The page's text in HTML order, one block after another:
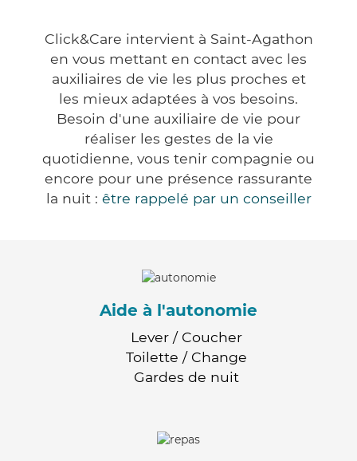
Click&Care intervient à Saint-Agathon
en vous mettant en contact avec les
auxiliaires de vie les plus proches et
les mieux adaptées à vos besoins.
Besoin d'une auxiliaire de vie pour
réaliser les gestes de la vie
quotidienne, vous tenir compagnie ou
encore pour une présence rassurante
la nuit : être rappelé par un conseiller
Aide à l'autonomie
Lever / Coucher
Toilette / Change
Gardes de nuit